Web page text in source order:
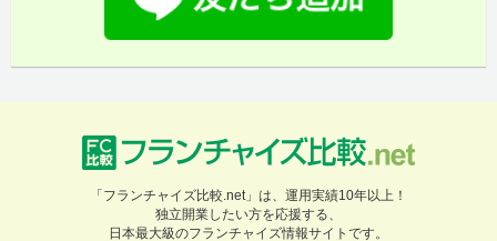
「フランチャイズ比較.net」は、運用実績10年以上！
独立開業したい方を応援する、
日本最大級のフランチャイズ情報サイトです。